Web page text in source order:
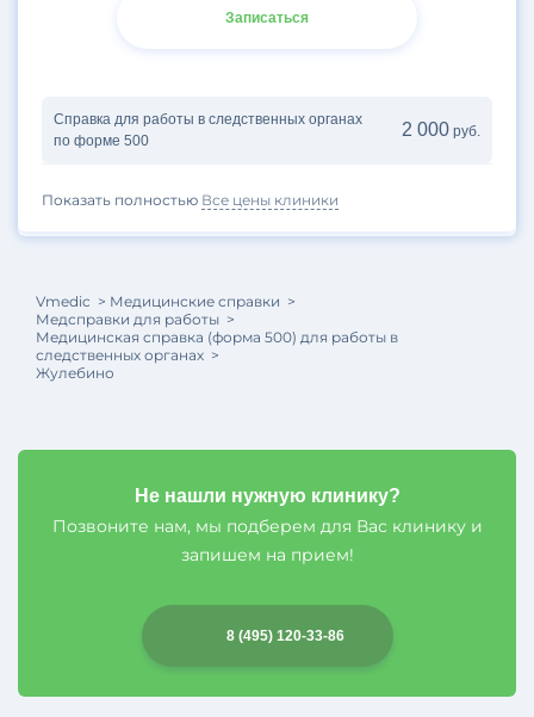
Записаться
Справка для работы в следственных органах
по форме 500
2 000 руб.
Показать полностью Все цены клиники
Vmedic
Медицинские справки
Медсправки для работы
Медицинская cправка (форма 500) для работы в
следственных органах
Жулебино
Не нашли нужную клинику?
Позвоните нам, мы подберем для Вас клинику и
запишем на прием!
8 (495) 120-33-86